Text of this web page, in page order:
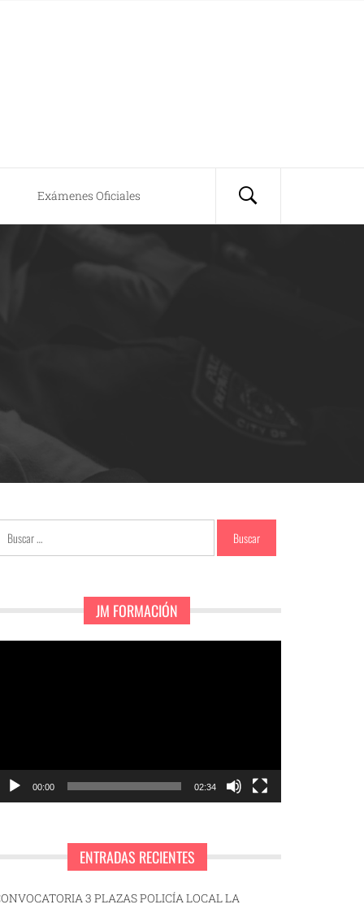
Exámenes Oficiales
Buscar:
JM FORMACIÓN
00:00 02:34
ENTRADAS RECIENTES
3 PLAZAS POLICÍA LOCAL LA